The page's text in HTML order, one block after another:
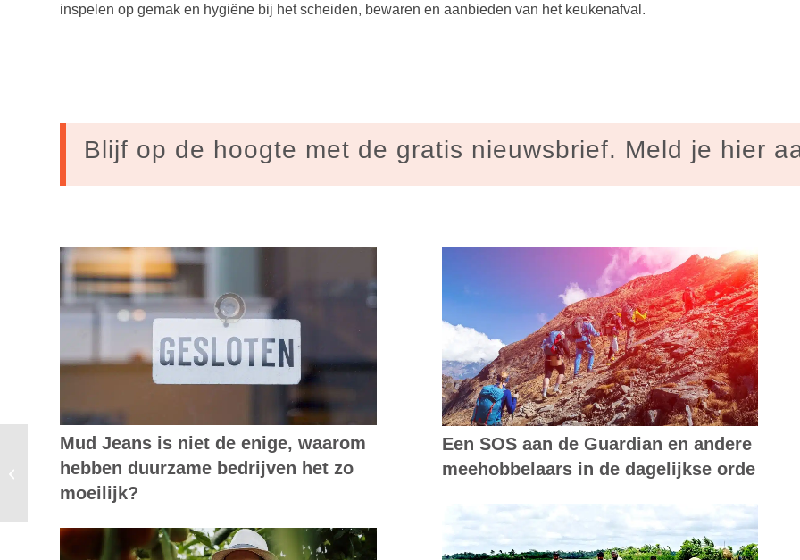
inspelen op gemak en hygiëne bij het scheiden, bewaren en aanbieden van het keukenafval.
Blijf op de hoogte met de gratis nieuwsbrief. Meld je hier
Mud Jeans is niet de enige, waarom
hebben duurzame bedrijven het zo
moeilijk?
Een SOS aan de Guardian en andere
meehobbelaars in de dagelijkse orde
Oude tuinmeubelen worden nieuwe